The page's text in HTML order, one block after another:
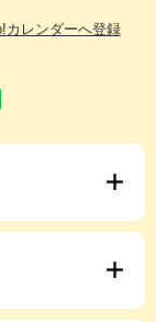
カレンダーへ登録